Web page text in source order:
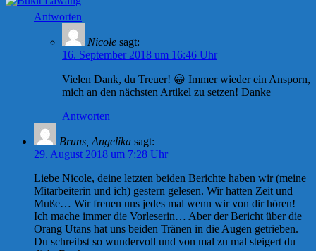
Antworten
Nicole sagt:
16. September 2018 um 16:46 Uhr
Vielen Dank, du Treuer! 😀 Immer wieder ein Ansporn,
mich an den nächsten Artikel zu setzen! Danke
Antworten
Bruns, Angelika sagt:
29. August 2018 um 7:28 Uhr
Liebe Nicole, deine letzten beiden Berichte haben wir (meine
Mitarbeiterin und ich) gestern gelesen. Wir hatten Zeit und
Muße… Wir freuen uns jedes mal wenn wir von dir hören!
Ich mache immer die Vorleserin… Aber der Bericht über die
Orang Utans hat uns beiden Tränen in die Augen getrieben.
Du schreibst so wundervoll und von mal zu mal steigert du